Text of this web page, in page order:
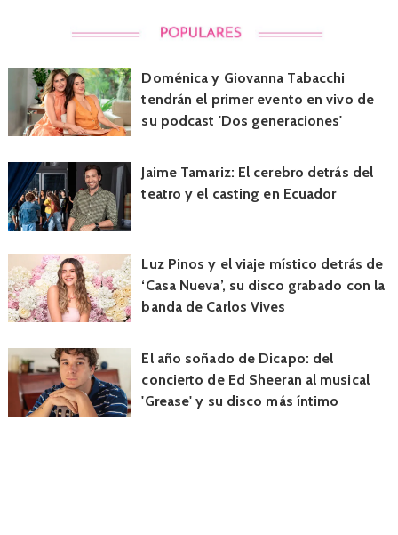
Doménica y Giovanna Tabacchi
tendrán el primer evento en vivo de
su podcast 'Dos generaciones'
Jaime Tamariz: El cerebro detrás del
teatro y el casting en Ecuador
Luz Pinos y el viaje místico detrás de
‘Casa Nueva’, su disco grabado con la
banda de Carlos Vives
El año soñado de Dicapo: del
concierto de Ed Sheeran al musical
'Grease' y su disco más íntimo